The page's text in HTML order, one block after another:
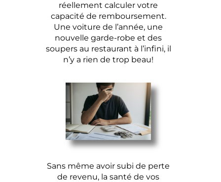
réellement calculer votre
capacité de remboursement.
Une voiture de l’année, une
nouvelle garde-robe et des
soupers au restaurant à l’infini, il
n’y a rien de trop beau!
Sans même avoir subi de perte
de revenu, la santé de vos